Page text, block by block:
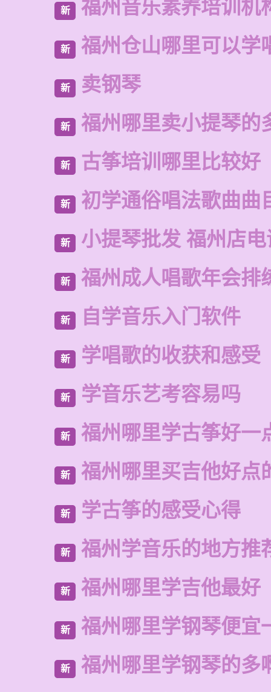
新 福州音乐素养培训机
新 福州仓山哪里可以学
新 卖钢琴
新 福州哪里卖小提琴的
新 古筝培训哪里比较好
新 初学通俗唱法歌曲曲
新 小提琴批发 福州店
新 福州成人唱歌年会排
新 自学音乐入门软件
新 学唱歌的收获和感受
新 学音乐艺考容易吗
新 福州哪里学古筝好一
新 福州哪里买吉他好点
新 学古筝的感受心得
新 福州学音乐的地方推
新 福州哪里学吉他最好
新 福州哪里学钢琴便宜
新 福州哪里学钢琴的多